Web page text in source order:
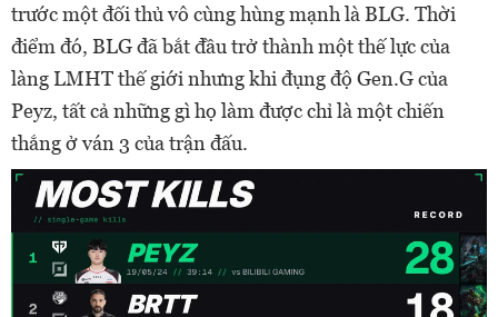
trước một đối thủ vô cùng hùng mạnh là BLG. Thời
điểm đó, BLG đã bắt đầu trở thành một thế lực của
làng LMHT thế giới nhưng khi đụng độ Gen.G của
Peyz, tất cả những gì họ làm được chỉ là một chiến
thắng ở ván 3 của trận đấu.